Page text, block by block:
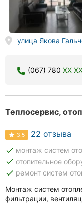
Николаев
Херсон
Чернигов
Сумы
Ивано-
Франковск
Луцк
улица Якова
(067) 780 XX
Теплосервис,
3.5 22 отзыва
done монтаж систем
done отопительное
done ремонт систем
Монтаж систем
фильтрации,